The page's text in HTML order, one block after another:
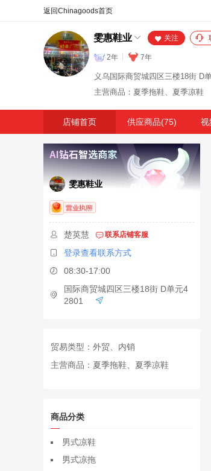
雯惠鞋业
2年 7年
关注
义乌国际商贸城四区三楼18街 D
主营商品：夏季拖鞋、夏季凉鞋
店铺首页 供应商品(75) 视
雯惠鞋业
楚英慧 联系店铺客服
登录查看联系方式
08:30-17:00
国际商贸城四区三楼18街 D单元4
2801
贸易类型： 外贸、内销
主营商品： 夏季拖鞋、夏季凉鞋
商品分类
男式凉鞋
男式凉拖